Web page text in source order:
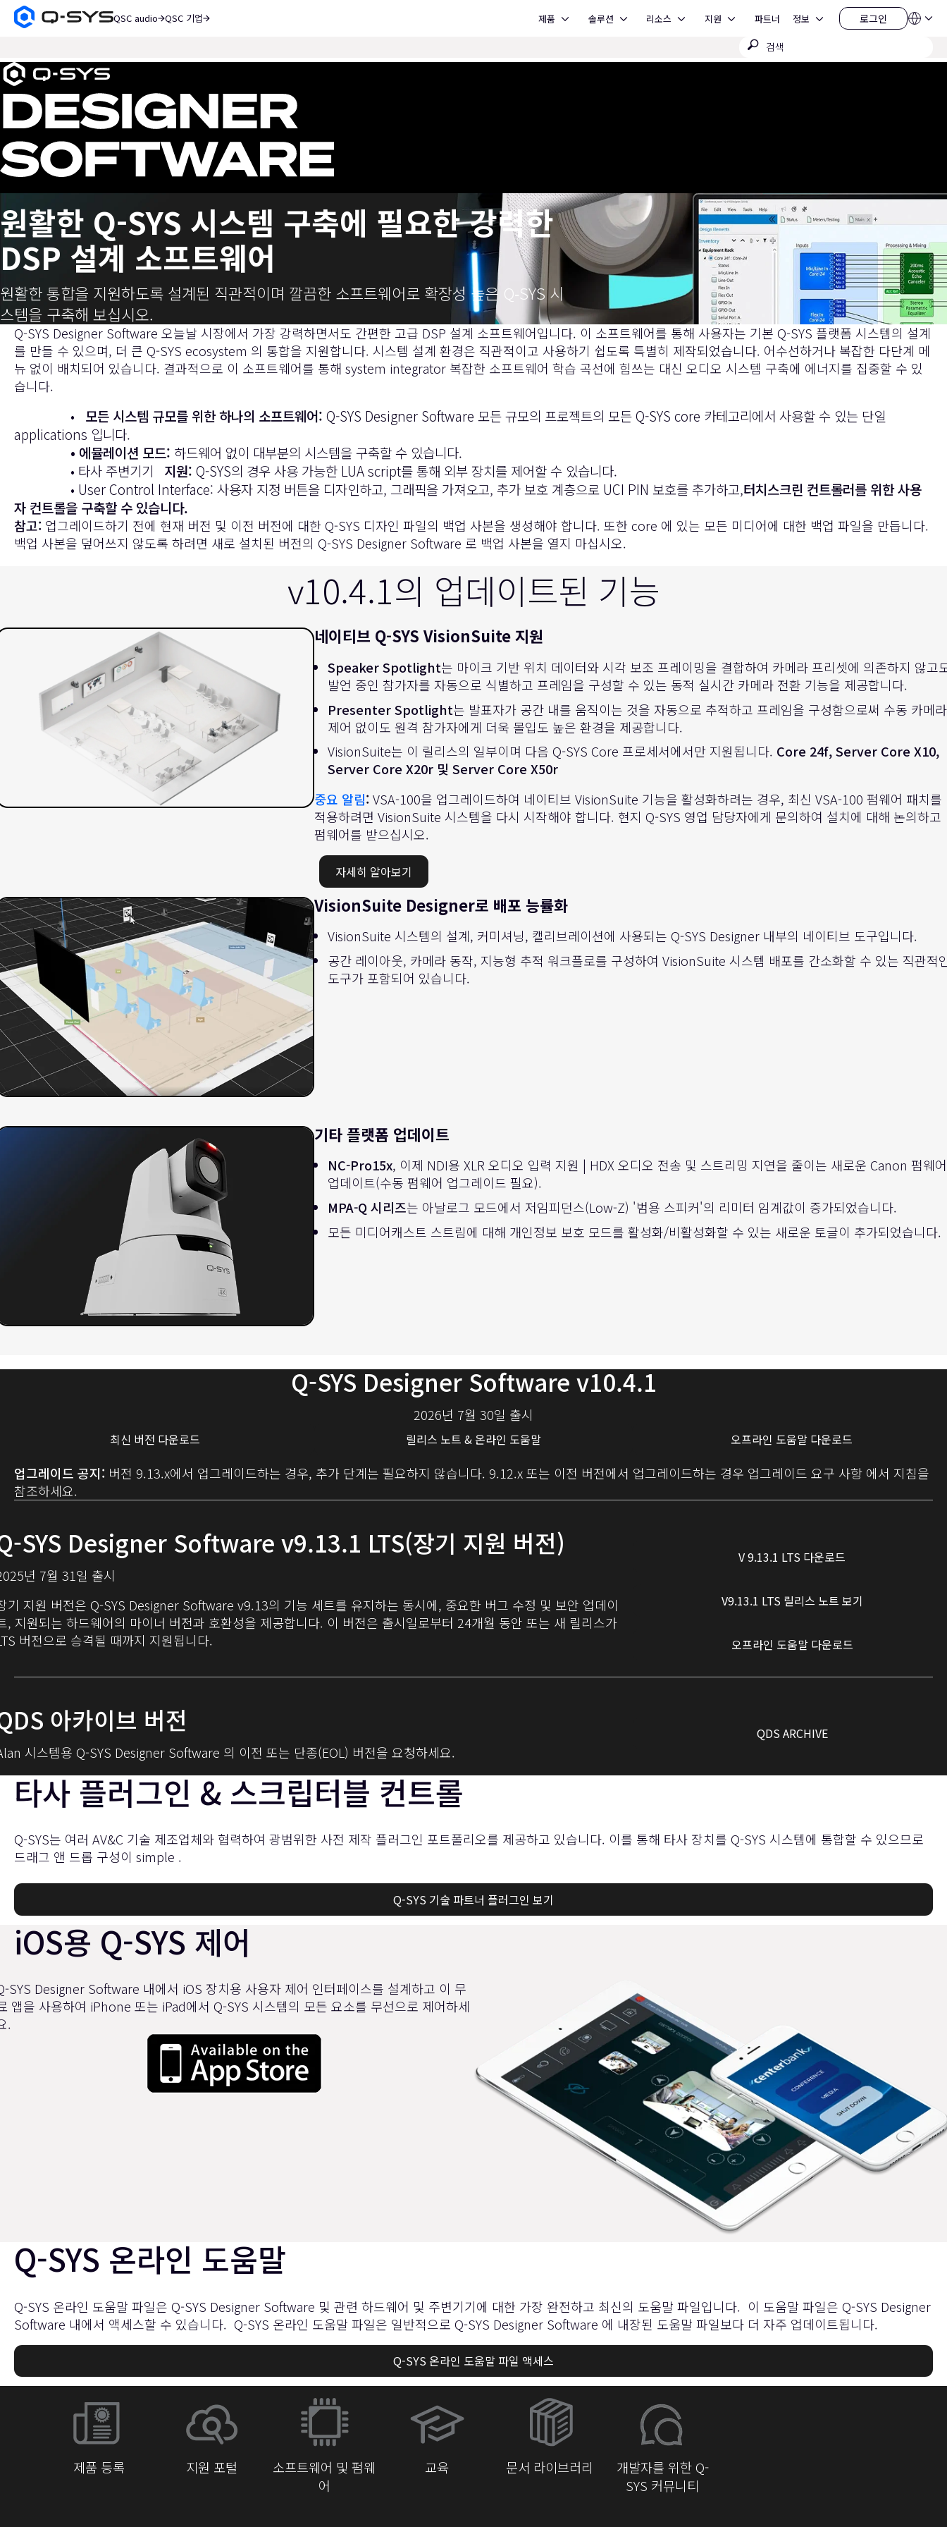
Q-
디
오
제
품
홈
페
이
지
QSC audio QSC 기업 제품 Open 제품 솔루션 Open 솔루션 리소스 Open 리소스 지원 Open 지원 파트너 정보 Open 정보 로그인
로
그
언
검
현
재
라
이
드:
1
/
1
원활한 Q-SYS 시스템 구축에 필요한 강력한
DSP 설계 소프트웨어
원활한 통합을 지원하도록 설계된 직관적이며 깔끔한 소프트웨어로 확장성 높은 Q‑SYS 시
스템을 구축해 보십시오.
Q-SYS Designer Software 오늘날 시장에서 가장 강력하면서도 간편한 고급 DSP 설계 소프트웨어입니다. 이 소프트웨어를 통해 사용자는 기본 Q-SYS 플랫폼 시스템의 설계
를 만들 수 있으며, 더 큰 Q-SYS ecosystem 의 통합을 지원합니다. 시스템 설계 환경은 직관적이고 사용하기 쉽도록 특별히 제작되었습니다. 어수선하거나 복잡한 다단계 메
뉴 없이 배치되어 있습니다. 결과적으로 이 소프트웨어를 통해 system integrator 복잡한 소프트웨어 학습 곡선에 힘쓰는 대신 오디오 시스템 구축에 에너지를 집중할 수 있
습니다.
• 모든 시스템 규모를 위한 하나의 소프트웨어: Q-SYS Designer Software 모든 규모의 프로젝트의 모든 Q-SYS core 카테고리에서 사용할 수 있는 단일
applications 입니다.
• 에뮬레이션 모드: 하드웨어 없이 대부분의 시스템을 구축할 수 있습니다.
• 타사 주변기기 지원: Q-SYS의 경우 사용 가능한 LUA script를 통해 외부 장치를 제어할 수 있습니다.
• User Control Interface: 사용자 지정 버튼을 디자인하고, 그래픽을 가져오고, 추가 보호 계층으로 UCI PIN 보호를 추가하고,터치스크린 컨트롤러를 위한 사용
자 컨트롤을 구축할 수 있습니다.
참고: 업그레이드하기 전에 현재 버전 및 이전 버전에 대한 Q-SYS 디자인 파일의 백업 사본을 생성해야 합니다. 또한 core 에 있는 모든 미디어에 대한 백업 파일을 만듭니다.
백업 사본을 덮어쓰지 않도록 하려면 새로 설치된 버전의 Q-SYS Designer Software 로 백업 사본을 열지 마십시오.
v10.4.1의 업데이트된 기능
네이티브 Q-SYS VisionSuite 지원
Speaker Spotlight는 마이크 기반 위치 데이터와 시각 보조 프레이밍을 결합하여 카메라 프리셋에 의존하지 않고
발언 중인 참가자를 자동으로 식별하고 프레임을 구성할 수 있는 동적 실시간 카메라 전환 기능을 제공합니다.
Presenter Spotlight는 발표자가 공간 내를 움직이는 것을 자동으로 추적하고 프레임을 구성함으로써 수동 카메라
제어 없이도 원격 참가자에게 더욱 몰입도 높은 환경을 제공합니다.
VisionSuite는 이 릴리스의 일부이며 다음 Q-SYS Core 프로세서에서만 지원됩니다. Core 24f, Server Core X10,
Server Core X20r 및 Server Core X50r
중요 알림: VSA-100을 업그레이드하여 네이티브 VisionSuite 기능을 활성화하려는 경우, 최신 VSA-100 펌웨어 패치를
적용하려면 VisionSuite 시스템을 다시 시작해야 합니다. 현지 Q-SYS 영업 담당자에게 문의하여 설치에 대해 논의하고
펌웨어를 받으십시오.
자세히 알아보기
VisionSuite Designer로 배포 능률화
VisionSuite 시스템의 설계, 커미셔닝, 캘리브레이션에 사용되는 Q-SYS Designer 내부의 네이티브 도구입니다.
공간 레이아웃, 카메라 동작, 지능형 추적 워크플로를 구성하여 VisionSuite 시스템 배포를 간소화할 수 있는 직관적
도구가 포함되어 있습니다.
기타 플랫폼 업데이트
NC-Pro15x, 이제 NDI용 XLR 오디오 입력 지원 | HDX 오디오 전송 및 스트리밍 지연을 줄이는 새로운 Canon 펌웨어
업데이트(수동 펌웨어 업그레이드 필요).
MPA-Q 시리즈는 아날로그 모드에서 저임피던스(Low-Z) '범용 스피커'의 리미터 임계값이 증가되었습니다.
모든 미디어캐스트 스트림에 대해 개인정보 보호 모드를 활성화/비활성화할 수 있는 새로운 토글이 추가되었습니다.
Q-SYS Designer Software v10.4.1
2026년 7월 30일 출시
최신 버전 다운로드 릴리스 노트 & 온라인 도움말 오프라인 도움말 다운로드
업그레이드 공지: 버전 9.13.x에서 업그레이드하는 경우, 추가 단계는 필요하지 않습니다. 9.12.x 또는 이전 버전에서 업그레이드하는 경우 업그레이드 요구 사항 에서 지침을
참조하세요.
SYS Designer Software v9.13.1 LTS(장기 지원 버전)
년 7월 31일 출시
기 지원 버전은 Q-SYS Designer Software v9.13의 기능 세트를 유지하는 동시에, 중요한 버그 수정 및 보안 업데이
, 지원되는 하드웨어의 마이너 버전과 호환성을 제공합니다. 이 버전은 출시일로부터 24개월 동안 또는 새 릴리스가
버전으로 승격될 때까지 지원됩니다.
V 9.13.1 LTS 다운로드
V9.13.1 LTS 릴리스 노트 보기
오프라인 도움말 다운로드
아카이브 버전
시스템용 Q-SYS Designer Software 의 이전 또는 단종(EOL) 버전을 요청하세요.
QDS ARCHIVE
타사 플러그인 & 스크립터블 컨트롤
Q-SYS는 여러 AV&C 기술 제조업체와 협력하여 광범위한 사전 제작 플러그인 포트폴리오를 제공하고 있습니다. 이를 통해 타사 장치를 Q-SYS 시스템에 통합할 수 있으므로
드래그 앤 드롭 구성이 simple .
Q-SYS 기술 파트너 플러그인 보기
iOS용 Q-SYS 제어
SYS Designer Software 내에서 iOS 장치용 사용자 제어 인터페이스를 설계하고 이 무
앱을 사용하여 iPhone 또는 iPad에서 Q-SYS 시스템의 모든 요소를 무선으로 제어하세
.
Q-SYS 온라인 도움말
Q-SYS 온라인 도움말 파일은 Q-SYS Designer Software 및 관련 하드웨어 및 주변기기에 대한 가장 완전하고 최신의 도움말 파일입니다. 이 도움말 파일은 Q-SYS Designer
Software 내에서 액세스할 수 있습니다. Q-SYS 온라인 도움말 파일은 일반적으로 Q-SYS Designer Software 에 내장된 도움말 파일보다 더 자주 업데이트됩니다.
Q-SYS 온라인 도움말 파일 액세스
제품 등록 지원 포털
소프트웨어 및 펌웨
어
교육 문서 라이브러리
개발자를 위한 Q-
SYS 커뮤니티